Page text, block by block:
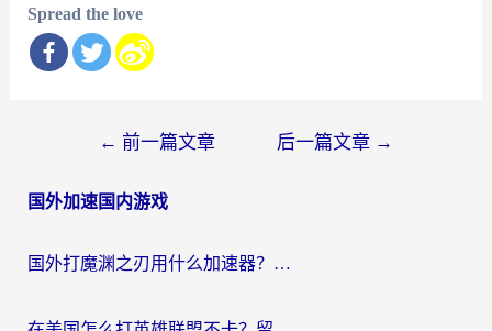
Spread the love
导
← 前一篇文章 后一篇文章 →
国外加速国内游戏
国外打魔渊之刃用什么加速器？2026海外玩家国服游戏加速全攻略（附闪耀暖暖&复苏的魔女避坑指南）